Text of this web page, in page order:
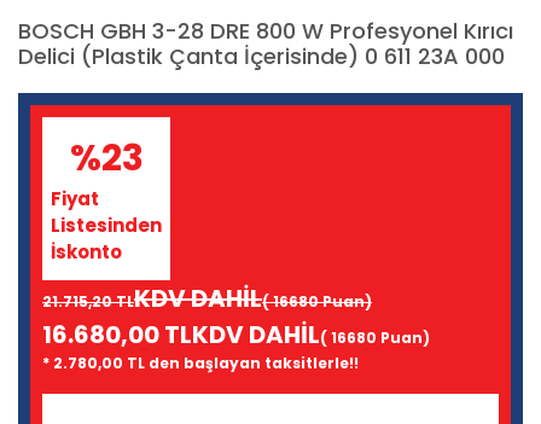
BOSCH GBH 3-28 DRE 800 W Profesyonel Kırıcı
Delici (Plastik Çanta İçerisinde) 0 611 23A 000
%23
Fiyat
Listesinden
İskonto
21.715,20 TLKDV DAHİL( 16680 Puan)
16.680,00 TLKDV DAHİL( 16680 Puan)
* 2.780,00 TL den başlayan taksitlerle!!